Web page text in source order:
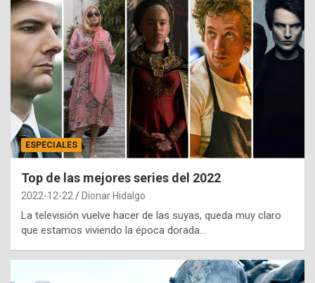
ESPECIALES
Top de las mejores series del 2022
2022-12-22 Dionar Hidalgo
La televisión vuelve hacer de las suyas, queda muy claro
que estamos viviendo la época dorada…